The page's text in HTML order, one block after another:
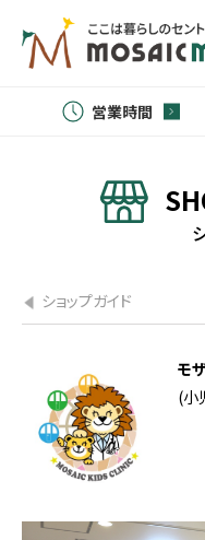
営業時間
ショップガイド
モ
(小